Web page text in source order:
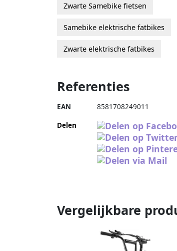
Zwarte Samebike fietsen
Samebike elektrische fatbikes
Zwarte elektrische fatbikes
Referenties
EAN 8581708249011
Delen
Vergelijkbare